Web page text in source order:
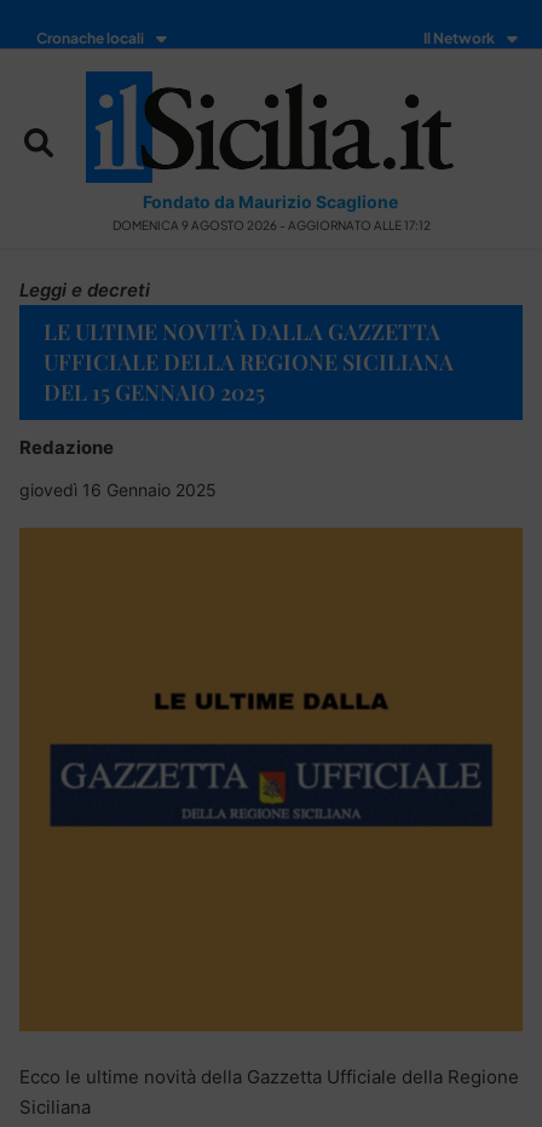
Cronache locali Il Network
Fondato da Maurizio Scaglione
DOMENICA 9 AGOSTO 2026 - AGGIORNATO ALLE 17:12
Leggi e decreti
LE ULTIME NOVITÀ DALLA GAZZETTA
UFFICIALE DELLA REGIONE SICILIANA
DEL 15 GENNAIO 2025
Redazione
giovedì 16 Gennaio 2025
Ecco le ultime novità della Gazzetta Ufficiale della Regione
Siciliana